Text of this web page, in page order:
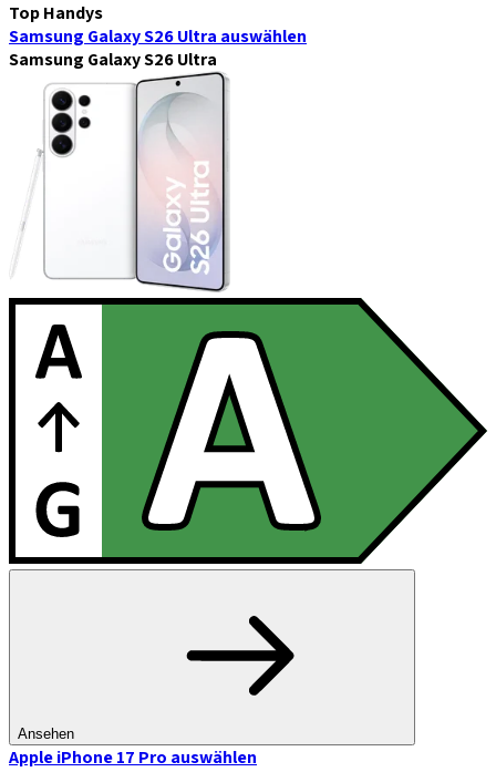
Top Handys
Samsung Galaxy S26 Ultra auswählen
Samsung Galaxy S26 Ultra
Ansehen
Apple iPhone 17 Pro auswählen